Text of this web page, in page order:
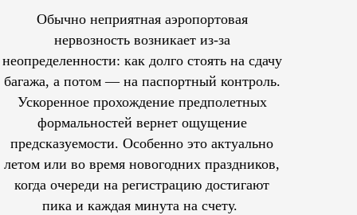
Обычно неприятная аэропортовая
нервозность возникает из-за
неопределенности: как долго стоять на сдачу
багажа, а потом — на паспортный контроль.
Ускоренное прохождение предполетных
формальностей вернет ощущение
предсказуемости. Особенно это актуально
летом или во время новогодних праздников,
когда очереди на регистрацию достигают
пика и каждая минута на счету.